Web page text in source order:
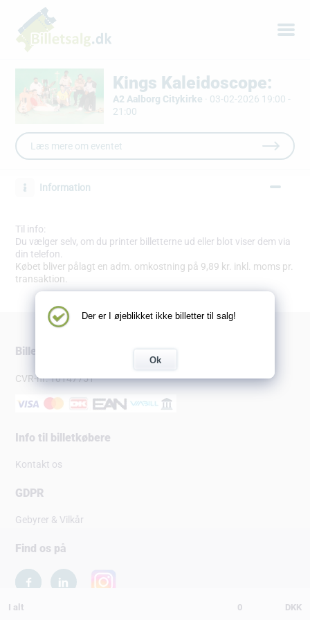
Kings Kaleidoscope:
A2 Aalborg Citykirke · 03-02-2026 19:00 -
21:00
Læs mere om eventet
Information
Til info:
Du vælger selv, om du printer billetterne ud eller blot viser dem via
din telefon.
Købet bliver pålagt en adm. omkostning på 9,89 kr. inkl. moms pr.
transaktion.
I alt 0 DKK
Der er I øjeblikket ikke billetter til salg!
Ok
Billetsalg.dk
CVR-nr: 10147751
Info til billetkøbere
Kontakt os
GDPR
Gebyrer & Vilkår
Find os på